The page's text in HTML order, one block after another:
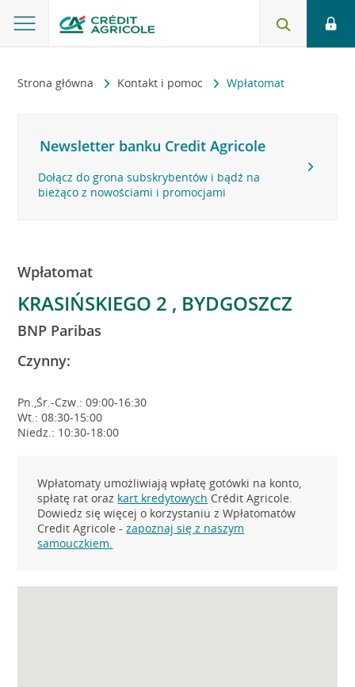
Strona główna Kontakt i pomoc Wpłatomat
Newsletter banku Credit Agricole
Dołącz do grona subskrybentów i bądź na
bieżąco z nowościami i promocjami
Wpłatomat
KRASIŃSKIEGO 2 , BYDGOSZCZ
BNP Paribas
Czynny:
Pn.,Śr.-Czw.: 09:00-16:30
Wt.: 08:30-15:00
Niedz.: 10:30-18:00
Wpłatomaty umożliwiają wpłatę gotówki na konto,
spłatę rat oraz kart kredytowych Crédit Agricole.
Dowiedz się więcej o korzystaniu z Wpłatomatów
Credit Agricole -zapoznaj się z naszym
samouczkiem.